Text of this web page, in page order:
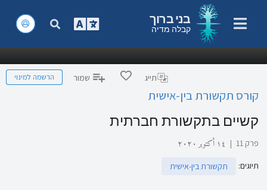
בני ברוך
קבלה מדיה
תייג שמור הרשמה למינוי
קורס תקשורת בין-אישית
קשיים בתקשורת חברתית
פרק 11 | ١٤ أكتوبر ٢٠٢٠
תיוגים: תקשורת בין-אישית